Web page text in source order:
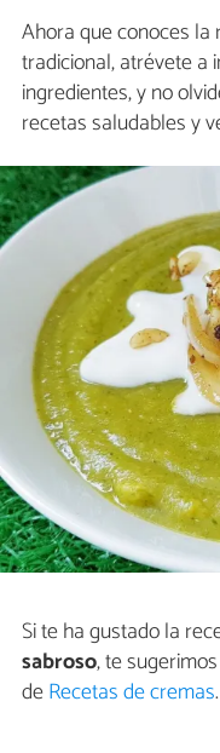
Ahora que conoces
tradicional, atrévete a
ingredientes, y no
recetas saludables y
Si te ha gustado la
sabroso, te
deRecetas de cremas.